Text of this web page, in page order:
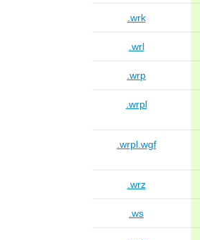
.wrk
.wrl
.wrp
.wrpl
.wrpl.wgf
.wrz
.ws